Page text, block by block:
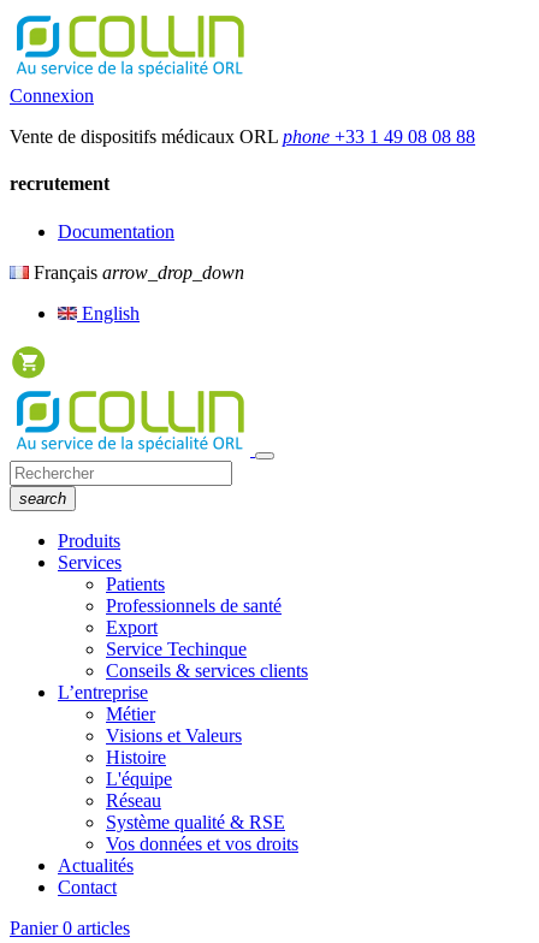
Connexion
Vente de dispositifs médicaux ORL phone +33 1 49 08 08 88
recrutement
Documentation
Français arrow_drop_down
English
search
Produits
Services
Patients
Professionnels de santé
Export
Service Techinque
Conseils & services clients
L’entreprise
Métier
Visions et Valeurs
Histoire
L'équipe
Réseau
Système qualité & RSE
Vos données et vos droits
Actualités
Contact
Panier 0 articles